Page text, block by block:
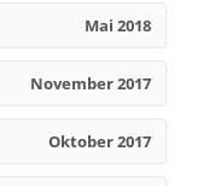
Mai 2018
November 2017
Oktober 2017